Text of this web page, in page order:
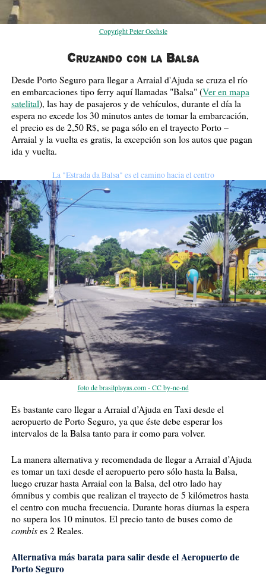
Copyright Peter Oechsle
Cruzando con la Balsa
Desde Porto Seguro para llegar a Arraial d'Ajuda se cruza el río
en embarcaciones tipo ferry aquí llamadas "Balsa" (Ver en mapa
satelital), las hay de pasajeros y de vehículos, durante el día la
espera no excede los 30 minutos antes de tomar la embarcación,
el precio es de 2,50 R$, se paga sólo en el trayecto Porto –
Arraial y la vuelta es gratis, la excepción son los autos que pagan
ida y vuelta.
La "Estrada da Balsa" es el camino hacia el centro
foto de brasilplayas.com - CC by-nc-nd
Es bastante caro llegar a Arraial d’Ajuda en Taxi desde el
aeropuerto de Porto Seguro, ya que éste debe esperar los
intervalos de la Balsa tanto para ir como para volver.
La manera alternativa y recomendada de llegar a Arraial d’Ajuda
es tomar un taxi desde el aeropuerto pero sólo hasta la Balsa,
luego cruzar hasta Arraial con la Balsa, del otro lado hay
ómnibus y combis que realizan el trayecto de 5 kilómetros hasta
el centro con mucha frecuencia. Durante horas diurnas la espera
no supera los 10 minutos. El precio tanto de buses como de
combises 2 Reales.
Alternativa más barata para salir desde el Aeropuerto de
Porto Seguro